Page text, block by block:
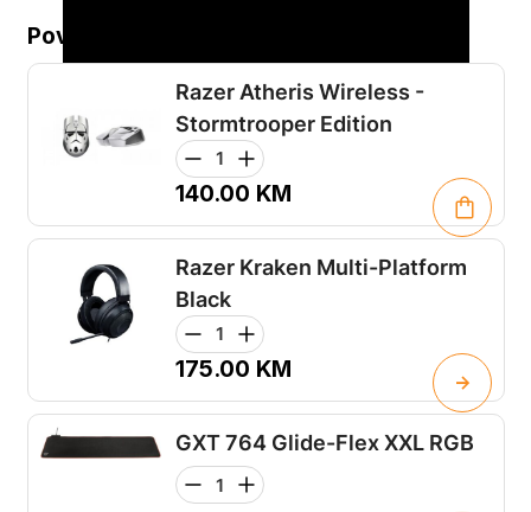
Povezani proizvodi...
Razer Atheris Wireless -
Stormtrooper Edition
140.00 KM
Razer Kraken Multi-Platform
Black
175.00 KM
GXT 764 Glide-Flex XXL RGB